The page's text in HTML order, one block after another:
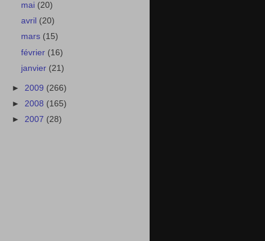
mai (20)
avril (20)
mars (15)
février (16)
janvier (21)
► 2009 (266)
► 2008 (165)
► 2007 (28)